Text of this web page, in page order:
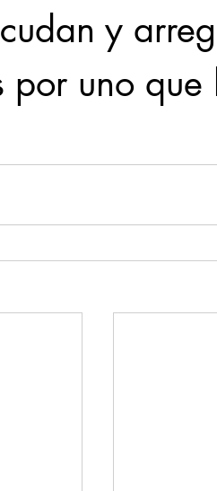
y
por uno que